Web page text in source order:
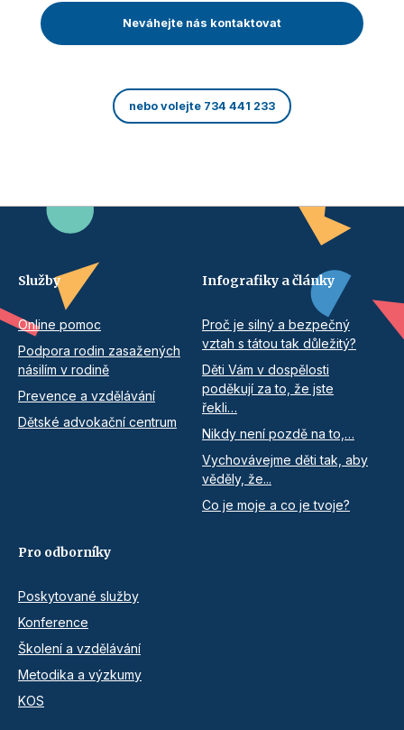
Neváhejte nás kontaktovat
nebo volejte 734 441 233
Služby
Online pomoc
Podpora rodin zasažených
násilím v rodině
Prevence a vzdělávání
Dětské advokační centrum
Infografiky a články
Proč je silný a bezpečný
vztah s tátou tak důležitý?
Děti Vám v dospělosti
poděkují za to, že jste
řekli…
Nikdy není pozdě na to,…
Vychovávejme děti tak, aby
věděly, že...
Co je moje a co je tvoje?
Pro odborníky
Poskytované služby
Konference
Školení a vzdělávání
Metodika a výzkumy
KOS